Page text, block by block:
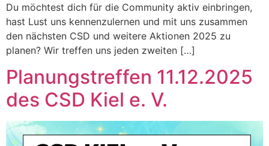
Du möchtest dich für die Community aktiv einbringen,
hast Lust uns kennenzulernen und mit uns zusammen
den nächsten CSD und weitere Aktionen 2025 zu
planen? Wir treffen uns jeden zweiten […]
Planungstreffen 11.12.2025
des CSD Kiel e. V.